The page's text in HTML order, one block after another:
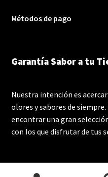
Métodos de pago
Garantía Sabor a tu
Nuestra intención es
olores y sabores de
encontrar una gran
con los que disfrutar de tus